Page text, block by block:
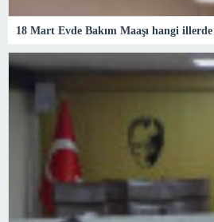
18 Mart Evde Bakım Maaşı hangi